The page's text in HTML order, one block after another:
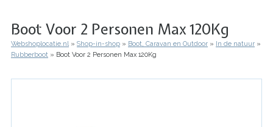
Boot Voor 2 Personen Max 120Kg
Kruimelpad
Webshoplocatie.nl Shop-in-shop Boot, Caravan en Outdoor
In de natuur
Rubberboot
Boot Voor 2 Personen Max 120Kg